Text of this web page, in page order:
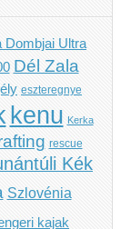
Dombjai Ultra
Dél Zala
eszteregnye
kenu Kerka
rescue
Kék
Szlovénia
kajak